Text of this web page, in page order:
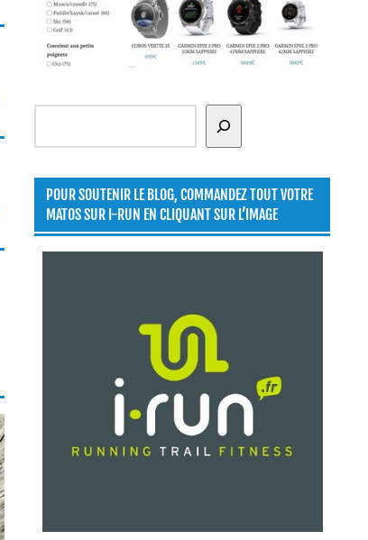
Rechercher
POUR SOUTENIR LE BLOG, COMMANDEZ TOUT VOTRE
MATOS SUR I-RUN EN CLIQUANT SUR L’IMAGE